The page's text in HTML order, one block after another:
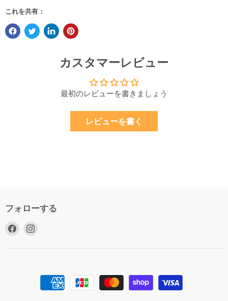
これを共有：
カスタマーレビュー
最初のレビューを書きましょう
レビューを書く
フォローする
Facebook